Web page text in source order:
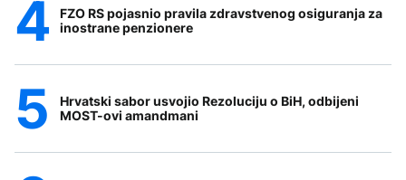
FZO RS pojasnio pravila zdravstvenog osiguranja za
inostrane penzionere
Hrvatski sabor usvojio Rezoluciju o BiH, odbijeni
MOST-ovi amandmani